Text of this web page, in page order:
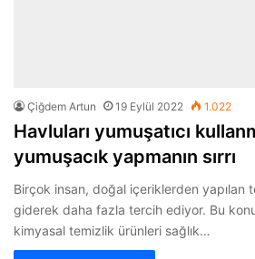
Çiğdem Artun 19 Eylül 2022 1.022
Havluları yumuşatıcı
yumuşacık yapmanın sırrı
Birçok insan, doğal içeriklerden yapılan
giderek daha fazla tercih ediyor. Bu
kimyasal temizlik ürünleri sağlık…